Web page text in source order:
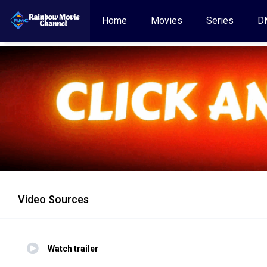
Home Movies Series
Video Sources
Watch trailer